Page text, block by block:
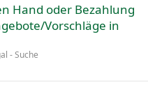
Hand oder Bezahlung
Vorschläge in
- Suche